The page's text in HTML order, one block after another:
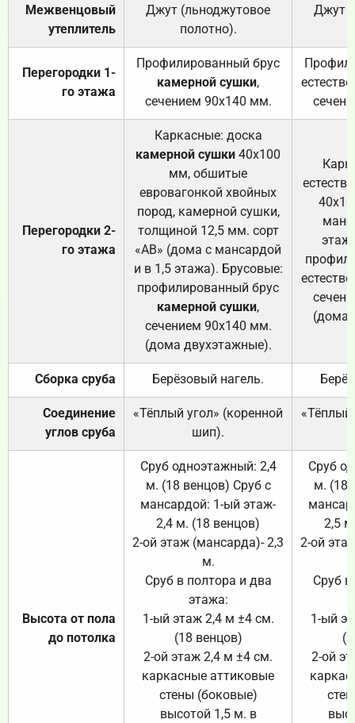
Межвенцовый
утеплитель
Джут (льноджутовое
полотно).
Джут
Перегородки 1-
го этажа
Профилированный брус
камерной сушки,
сечением 90х140 мм.
Перегородки 2-
го этажа
Каркасные: доска
камерной сушки 40х100
мм, обшитые
евровагонкой хвойных
пород, камерной сушки,
толщиной 12,5 мм. сорт
«АВ» (дома с мансардой
и в 1,5 этажа). Брусовые:
профилированный брус
камерной сушки,
сечением 90х140 мм.
(дома двухэтажные).
(дома
Сборка сруба Берёзовый нагель.
Соединение
углов сруба
«Тёплый угол» (коренной
шип).
«Тёплый
Высота от пола
до потолка
Сруб одноэтажный: 2,4
м. (18 венцов) Сруб с
мансардой: 1-ый этаж-
2,4 м. (18 венцов)
2-ой этаж (мансарда)- 2,3
м.
Сруб в полтора и два
этажа:
1-ый этаж 2,4 м ±4 см.
(18 венцов)
2-ой этаж 2,4 м ±4 см.
каркасные аттиковые
стены (боковые)
высотой 1,5 м. в
Сруб
м. (18
2,5
2-ой
Сруб
1-ый
2-ой